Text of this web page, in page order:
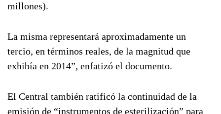
millones).
La misma representará aproximadamente un
tercio, en términos reales, de la magnitud que
exhibía en 2014”, enfatizó el documento.
El Central también ratificó la continuidad de la
emisión de “instrumentos de esterilización” para